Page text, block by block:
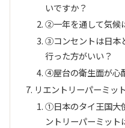
いですか？
②一年を通して気候
③コンセントは日本
行った方がいい？
④屋台の衛生面が心
リエントリーパーミッ
①日本のタイ王国大
ントリーパーミット